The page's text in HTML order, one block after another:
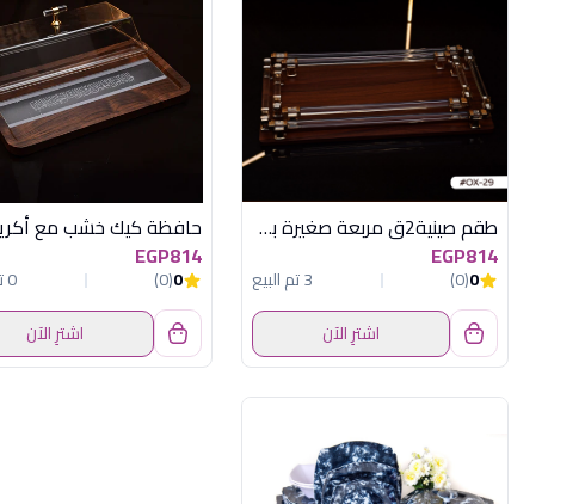
طقم صينية2ق مربعة صغيرة بنى فاتح اكسفورد
EGP814
0
(0)
3 تم البيع
اشترِ الآن
EGP814
0
(0)
0 تم البيع
اشترِ الآن